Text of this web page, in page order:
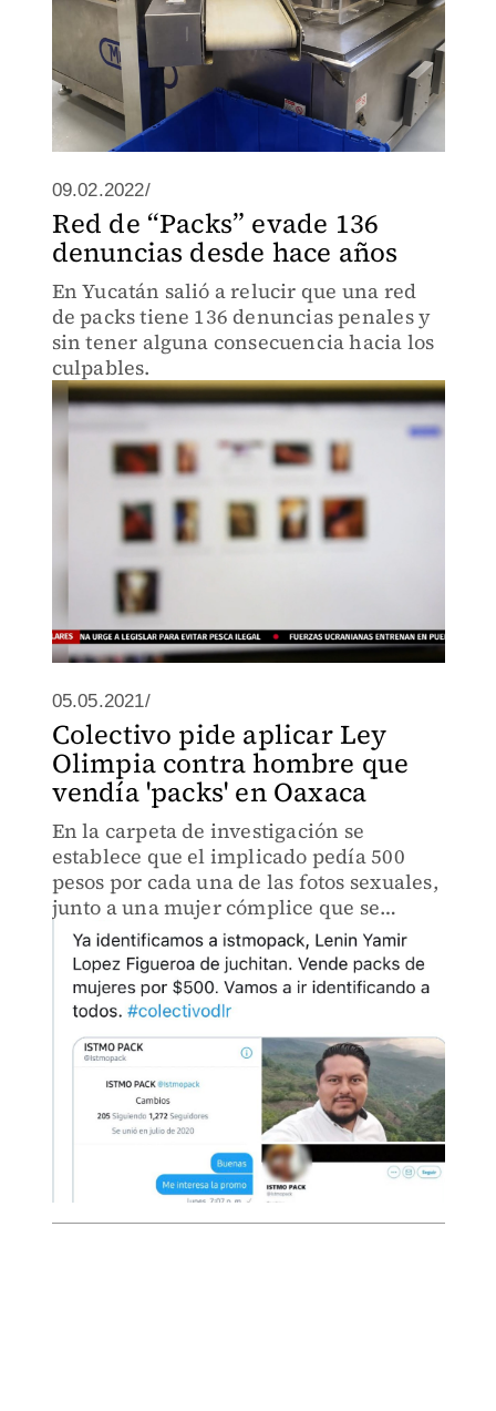
09.02.2022/
Red de “Packs” evade 136
denuncias desde hace años
En Yucatán salió a relucir que una red
de packs tiene 136 denuncias penales y
sin tener alguna consecuencia hacia los
culpables.
05.05.2021/
Colectivo pide aplicar Ley
Olimpia contra hombre que
vendía 'packs' en Oaxaca
En la carpeta de investigación se
establece que el implicado pedía 500
pesos por cada una de las fotos sexuales,
junto a una mujer cómplice que se
dedicaba a engañar a sus víctimas.